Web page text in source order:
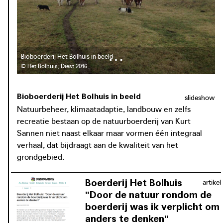
volledige voederautonomie. In ruil voor het grondgebruik
beantwoordt het Bolhuis aan de ecologische
beheersnoden van Natuurpunt. Volgens Kurt Sannen, die
ook als zelfstandig consultant advies verleent aan lokale
overheden, landbouwers en havenbesturen, wordt zo’n
‘meerlagig’ landschap, een landschap gekenmerkt door de
combinatie en verweving van verschillende types
Bolhuis toont dat natuurbeheer, klimaatadaptie, landbouw,
en zelfs recreatie één integraal en rendabel verhaal
kunnen vormen.
Bioboerderij Het Bolhuis in beeld
© Het Bolhuis, Diest 2016
slideshow
Bioboerderij Het Bolhuis in beeld
Natuurbeheer, klimaatadaptie, landbouw en zelfs
recreatie bestaan op de natuurboerderij van Kurt
Sannen niet naast elkaar maar vormen één integraal
verhaal, dat bijdraagt aan de kwaliteit van het
grondgebied.
artikel
Boerderij Het Bolhuis
"Door de natuur rondom de
boerderij was ik verplicht om
anders te denken"